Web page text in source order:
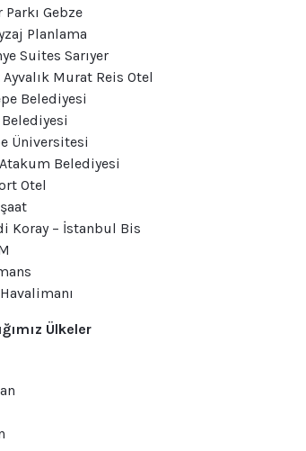
Gebze
Planlama
Suites Sarıyer
Murat Reis Otel
Belediyesi
Üniversitesi
Belediyesi
Otel
Koray – İstanbul Bis
Ülkeler